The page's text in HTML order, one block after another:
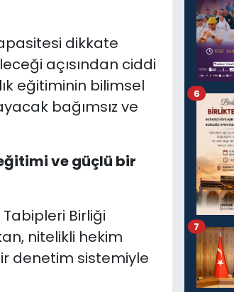
dikkate
açısından ciddi
eğitiminin bilimsel
bağımsız ve
ve güçlü bir
Birliği
nitelikli hekim
denetim sistemiyle
6
7